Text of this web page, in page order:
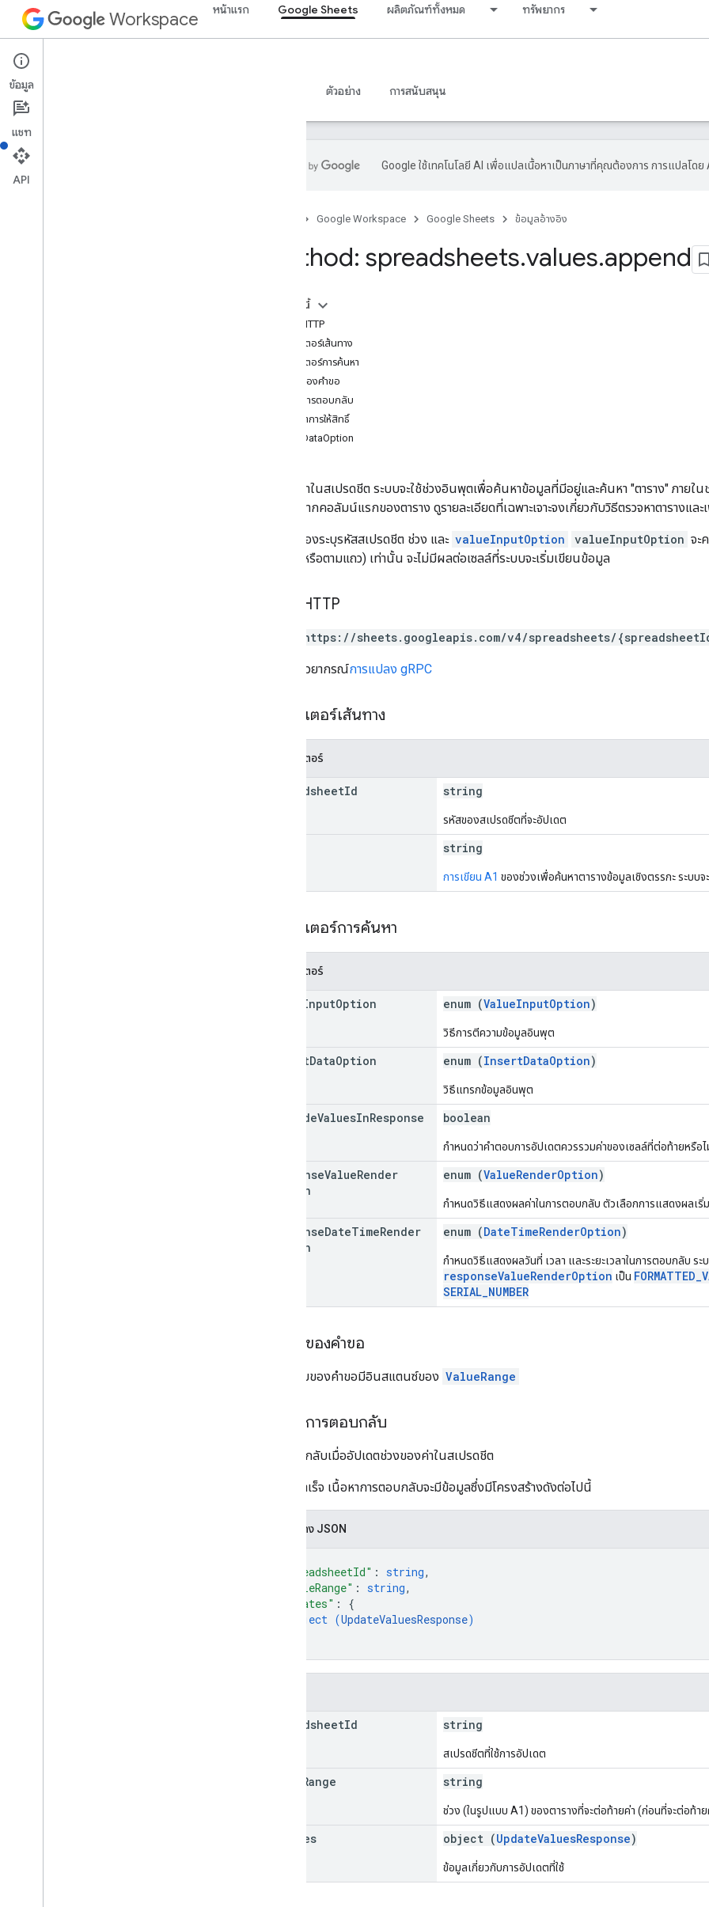
Workspace หน้าแรก Google Sheets ผลิตภัณฑ์ทั้งหมด ทรัพยากร
Google Sheets
ภาพรวม ตัวอย่าง การสนับสนุน
Google ใช้เทคโนโลยี AI เพื่อแปลเนื้อหาเป็นภาษาที่คุณต้องการ การแปลโด
Google Workspace Google Sheets ข้อมูลอ้างอิง
Method: spreadsheets.values.append
ในหน้านี้
คำขอ HTTP
พารามิเตอร์เส้นทาง
พารามิเตอร์การค้นหา
เนื้อหาของคำขอ
เนื้อหาการตอบกลับ
ขอบเขตการให้สิทธิ์
InsertDataOption
ต่อท้ายค่าในสเปรดชีต ระบบจะใช้ช่วงอินพุตเพื่อค้นหาข้อมูลที่มีอยู่และค้นหา "ตาราง" ภายใ
โดยเริ่มจากคอลัมน์แรกของตาราง ดูรายละเอียดที่เฉพาะเจาะจงเกี่ยวกับวิธีตรวจหาตารางแ
ผู้เรียกต้องระบุรหัสสเปรดชีต ช่วง และ valueInputOption valueInputOption จะ
คอลัมน์หรือตามแถว) เท่านั้น จะไม่มีผลต่อเซลล์ที่ระบบจะเริ่มเขียนข้อมูล
คำขอ HTTP
POST https://sheets.googleapis.com/v4/spreadsheets/
URL ใช้ไวยากรณ์การแปลง gRPC
พารามิเตอร์เส้นทาง
พารามิเตอร์
spreadsheetId string
รหัสของสเปรดชีตที่จะอัปเดต
string
การเขียน A1 ของช่วงเพื่อค้นหาตารางข้อมูลเชิงตรรกะ ระบบ
พารามิเตอร์การค้นหา
พารามิเตอร์
InputOption enum (ValueInputOption)
วิธีการตีความข้อมูลอินพุต
insertDataOption enum (InsertDataOption)
วิธีแทรกข้อมูลอินพุต
includeValuesInResponse boolean
กำหนดว่าคำตอบการอัปเดตควรรวมค่าของเซลล์ที่ต่อท้ายหรือ
responseValueRender
Option
enum (ValueRenderOption)
กำหนดวิธีแสดงผลค่าในการตอบกลับ ตัวเลือกการแสดงผลเริ่
responseDateTimeRender
Option
enum (DateTimeRenderOption)
กำหนดวิธีแสดงผลวันที่ เวลา และระยะเวลาในการตอบกลับ ระ
responseValueRenderOption เป็น
SERIAL_NUMBER
เนื้อหาของคำขอ
เนื้อความของคำขอมีอินสแตนซ์ของ ValueRange
เนื้อหาการตอบกลับ
การตอบกลับเมื่ออัปเดตช่วงของค่าในสเปรดชีต
หากทำสำเร็จ เนื้อหาการตอบกลับจะมีข้อมูลซึ่งมีโครงสร้างดังต่อไปนี้
การแสดง JSON
"spreadsheetId" : string,
"tableRange" : string,
"updates" : {
object (UpdateValuesResponse)
spreadsheetId string
สเปรดชีตที่ใช้การอัปเดต
Range string
ช่วง (ในรูปแบบ A1) ของตารางที่จะต่อท้ายค่า (ก่อนที่จะต่อท้า
updates object (UpdateValuesResponse)
ข้อมูลเกี่ยวกับการอัปเดตที่ใช้
ข้อมูล
แชท
API